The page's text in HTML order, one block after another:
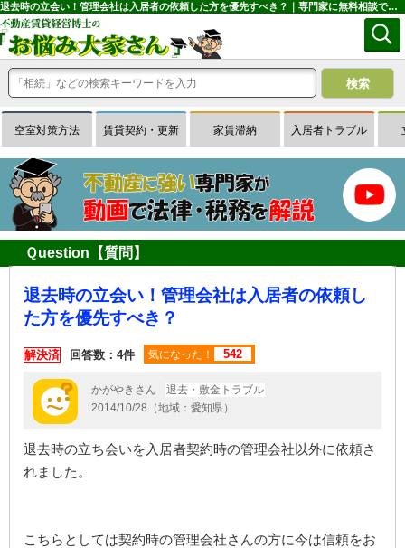
退去時の立会い！管理会社は入居者の依頼した方を優先すべき？｜専門家に無料相談できる賃貸経営Ｑ＆Ａサイトはお悩み大家さん
空室対策方法 賃貸契約・更新 家賃滞納 入居者トラブル
Ｑuestion【質問】
退去時の立会い！管理会社は入居者の依頼し
た方を優先すべき？
解決済 回答数：4件 気になった！ 542
かがやきさん
退去・敷金トラブル
2014/10/28（地域：愛知県）
退去時の立ち会いを入居者契約時の管理会社以外に依頼さ
れました。
こちらとしては契約時の管理会社さんの方に今は信頼をお